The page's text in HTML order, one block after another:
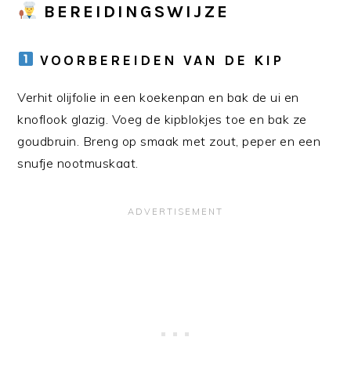
BEREIDINGSWIJZE
VOORBEREIDEN VAN DE KIP
Verhit olijfolie in een koekenpan en bak de ui en
knoflook glazig. Voeg de kipblokjes toe en bak ze
goudbruin. Breng op smaak met zout, peper en een
snufje nootmuskaat.